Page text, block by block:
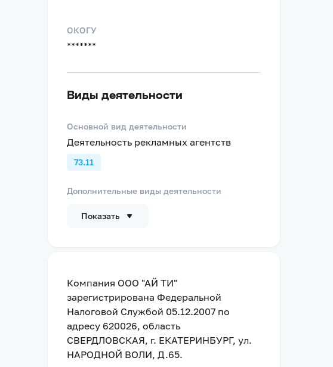
ОКОГУ
*******
Виды деятельности
Основной вид деятельности
Деятельность рекламных агентств
73.11
Дополнительные виды деятельности
Показать
Компания ООО "АЙ ТИ"
зарегистрирована Федеральной
Налоговой Службой 05.12.2007 по
адресу 620026, область
СВЕРДЛОВСКАЯ, г. ЕКАТЕРИНБУРГ, ул.
НАРОДНОЙ ВОЛИ, Д.65.